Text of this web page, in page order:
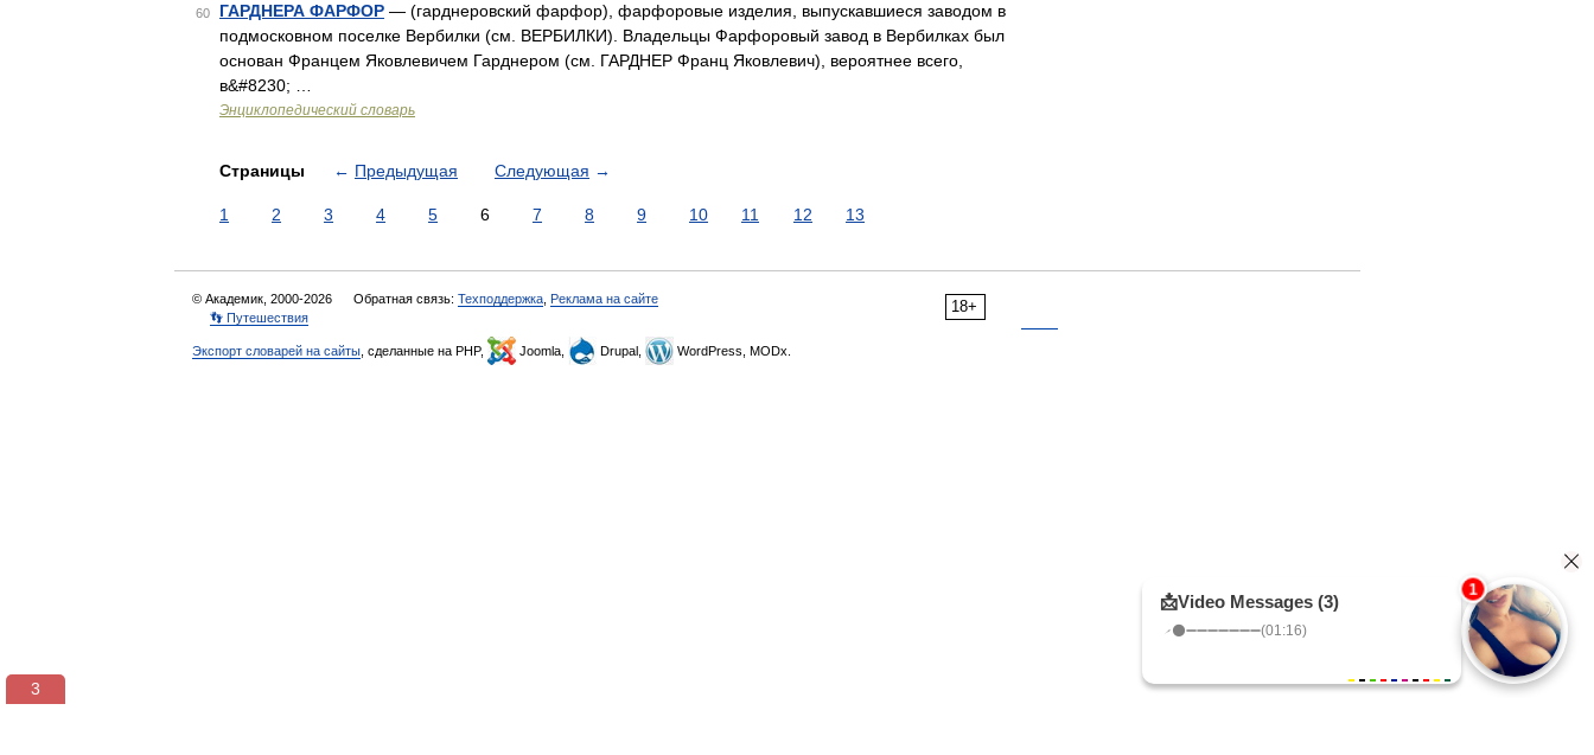
60 ГАРДНЕРА ФАРФОР — (гарднеровский фарфор), фарфоровые изделия, выпускавшиеся заводом в
подмосковном поселке Вербилки (см. ВЕРБИЛКИ). Владельцы Фарфоровый завод в Вербилках был
основан Францем Яковлевичем Гарднером (см. ГАРДНЕР Франц Яковлевич), вероятнее всего,
в&#8230; …
Энциклопедический словарь
Страницы ← Предыдущая Следующая →
1 2 3 4 5 6 7 8 9 10 11 12 13
18+
© Академик, 2000-2026 Обратная связь: Техподдержка Реклама на сайте
👣 Путешествия
Экспорт словарей на сайты , сделанные на PHP, Joomla, Drupal, WordPress, MODx.
3